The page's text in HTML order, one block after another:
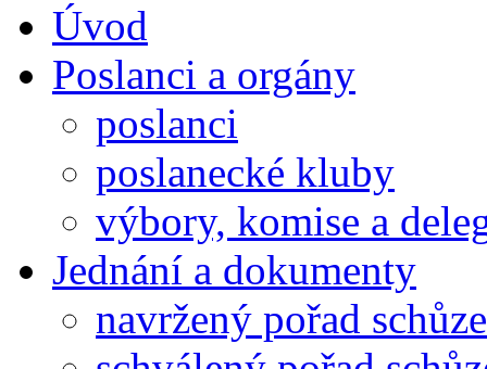
Úvod
Poslanci a orgány
poslanci
poslanecké kluby
výbory, komise a
Jednání a dokumenty
navržený pořad schůze